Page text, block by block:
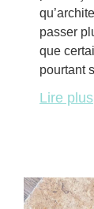
passer
que
pourtant
Lire plus